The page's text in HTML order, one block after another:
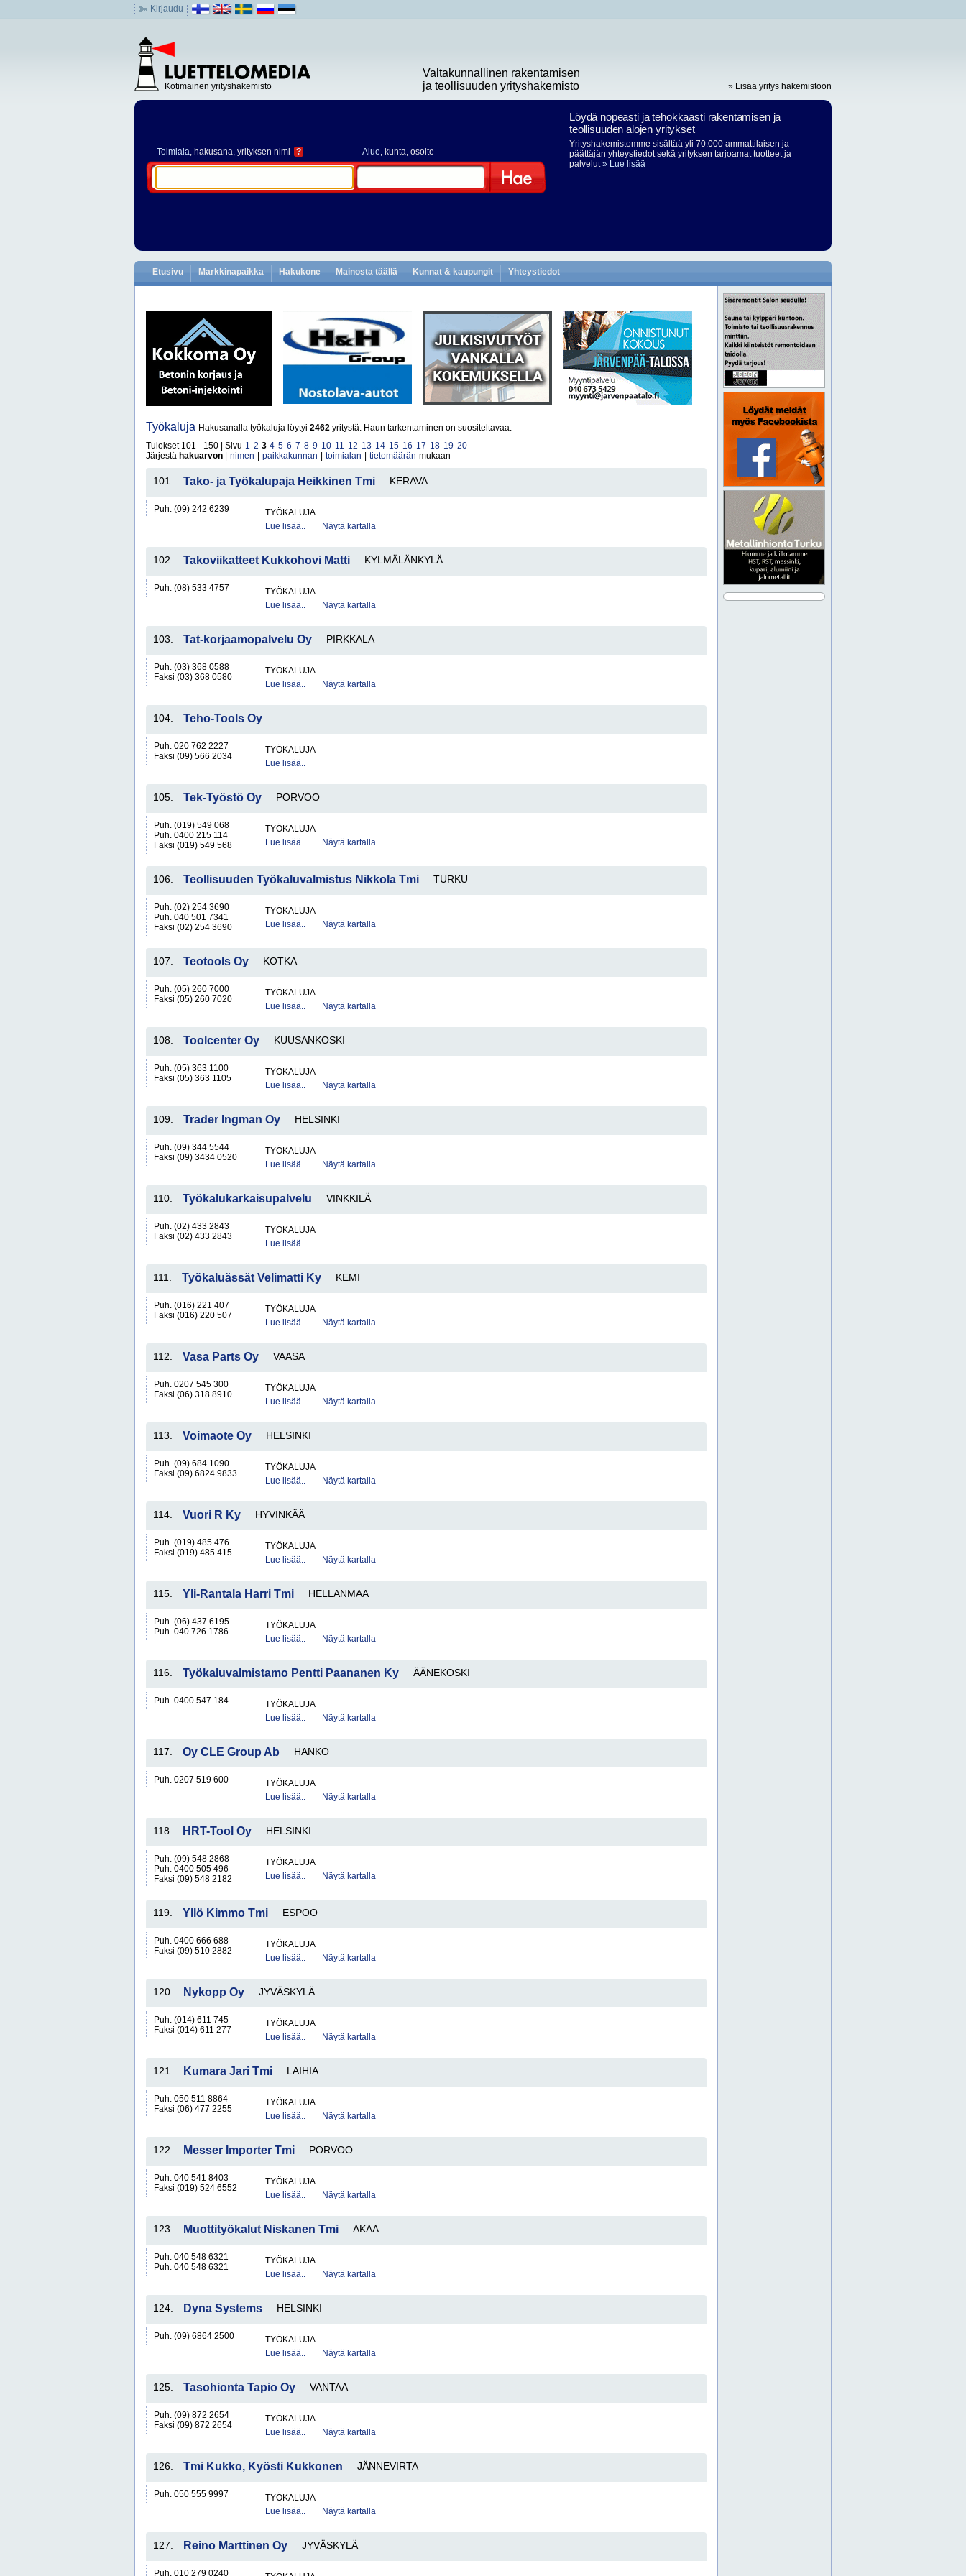
Kirjaudu
Kotimainen yrityshakemisto
Valtakunnallinen rakentamisen
ja teollisuuden yrityshakemisto
» Lisää yritys hakemistoon
Toimiala, hakusana, yrityksen nimi ? Alue, kunta, osoite
Löydä nopeasti ja tehokkaasti rakentamisen ja
teollisuuden alojen yritykset
Yrityshakemistomme sisältää yli 70.000 ammattilaisen ja
päättäjän yhteystiedot sekä yrityksen tarjoamat tuotteet ja
palvelut» Lue lisää
Etusivu Markkinapaikka Hakukone Mainosta täällä Kunnat & kaupungit Yhteystiedot
Työkaluja Hakusanalla työkaluja löytyi 2462 yritystä. Haun tarkentaminen on suositeltavaa.
Tulokset 101 - 150 | Sivu 1 2 3 4 5 6 7 8 9 10 11 12 13 14 15 16 17 18 19 20
Järjestä hakuarvon nimen paikkakunnan toimialan tietomäärän mukaan
101. Tako- ja Työkalupaja Heikkinen Tmi KERAVA
Puh. (09) 242 6239
TYÖKALUJA
Lue lisää..
Näytä kartalla
102. Takoviikatteet Kukkohovi Matti KYLMÄLÄNKYLÄ
Puh. (08) 533 4757
TYÖKALUJA
Lue lisää..
Näytä kartalla
103. Tat-korjaamopalvelu Oy PIRKKALA
Puh. (03) 368 0588
Faksi (03) 368 0580
TYÖKALUJA
Lue lisää..
Näytä kartalla
104. Teho-Tools Oy
Puh. 020 762 2227
Faksi (09) 566 2034
TYÖKALUJA
Lue lisää..
105. Tek-Työstö Oy PORVOO
Puh. (019) 549 068
Puh. 0400 215 114
Faksi (019) 549 568
TYÖKALUJA
Lue lisää..
Näytä kartalla
106. Teollisuuden Työkaluvalmistus Nikkola Tmi TURKU
Puh. (02) 254 3690
Puh. 040 501 7341
Faksi (02) 254 3690
TYÖKALUJA
Lue lisää..
Näytä kartalla
107. Teotools Oy KOTKA
Puh. (05) 260 7000
Faksi (05) 260 7020
TYÖKALUJA
Lue lisää..
Näytä kartalla
108. Toolcenter Oy KUUSANKOSKI
Puh. (05) 363 1100
Faksi (05) 363 1105
TYÖKALUJA
Lue lisää..
Näytä kartalla
109. Trader Ingman Oy HELSINKI
Puh. (09) 344 5544
Faksi (09) 3434 0520
TYÖKALUJA
Lue lisää..
Näytä kartalla
110. Työkalukarkaisupalvelu VINKKILÄ
Puh. (02) 433 2843
Faksi (02) 433 2843
TYÖKALUJA
Lue lisää..
111. Työkaluässät Velimatti Ky KEMI
Puh. (016) 221 407
Faksi (016) 220 507
TYÖKALUJA
Lue lisää..
Näytä kartalla
112. Vasa Parts Oy VAASA
Puh. 0207 545 300
Faksi (06) 318 8910
TYÖKALUJA
Lue lisää..
Näytä kartalla
113. Voimaote Oy HELSINKI
Puh. (09) 684 1090
Faksi (09) 6824 9833
TYÖKALUJA
Lue lisää..
Näytä kartalla
114. Vuori R Ky HYVINKÄÄ
Puh. (019) 485 476
Faksi (019) 485 415
TYÖKALUJA
Lue lisää..
Näytä kartalla
115. Yli-Rantala Harri Tmi HELLANMAA
Puh. (06) 437 6195
Puh. 040 726 1786
TYÖKALUJA
Lue lisää..
Näytä kartalla
116. Työkaluvalmistamo Pentti Paananen Ky ÄÄNEKOSKI
Puh. 0400 547 184
TYÖKALUJA
Lue lisää..
Näytä kartalla
117. Oy CLE Group Ab HANKO
Puh. 0207 519 600
TYÖKALUJA
Lue lisää..
Näytä kartalla
118. HRT-Tool Oy HELSINKI
Puh. (09) 548 2868
Puh. 0400 505 496
Faksi (09) 548 2182
TYÖKALUJA
Lue lisää..
Näytä kartalla
119. Yllö Kimmo Tmi ESPOO
Puh. 0400 666 688
Faksi (09) 510 2882
TYÖKALUJA
Lue lisää..
Näytä kartalla
120. Nykopp Oy JYVÄSKYLÄ
Puh. (014) 611 745
Faksi (014) 611 277
TYÖKALUJA
Lue lisää..
Näytä kartalla
121. Kumara Jari Tmi LAIHIA
Puh. 050 511 8864
Faksi (06) 477 2255
TYÖKALUJA
Lue lisää..
Näytä kartalla
122. Messer Importer Tmi PORVOO
Puh. 040 541 8403
Faksi (019) 524 6552
TYÖKALUJA
Lue lisää..
Näytä kartalla
123. Muottityökalut Niskanen Tmi AKAA
Puh. 040 548 6321
Puh. 040 548 6321
TYÖKALUJA
Lue lisää..
Näytä kartalla
124. Dyna Systems HELSINKI
Puh. (09) 6864 2500
TYÖKALUJA
Lue lisää..
Näytä kartalla
125. Tasohionta Tapio Oy VANTAA
Puh. (09) 872 2654
Faksi (09) 872 2654
TYÖKALUJA
Lue lisää..
Näytä kartalla
126. Tmi Kukko, Kyösti Kukkonen JÄNNEVIRTA
Puh. 050 555 9997
TYÖKALUJA
Lue lisää..
Näytä kartalla
127. Reino Marttinen Oy JYVÄSKYLÄ
Puh. 010 279 0240